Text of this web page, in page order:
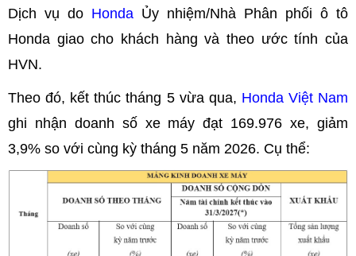
Dịch vụ do Honda Ủy nhiệm/Nhà Phân phối ô tô
Honda giao cho khách hàng và theo ước tính của
HVN.
Theo đó, kết thúc tháng 5 vừa qua, Honda Việt Nam
ghi nhận doanh số xe máy đạt 169.976 xe, giảm
3,9% so với cùng kỳ tháng 5 năm 2026. Cụ thể: